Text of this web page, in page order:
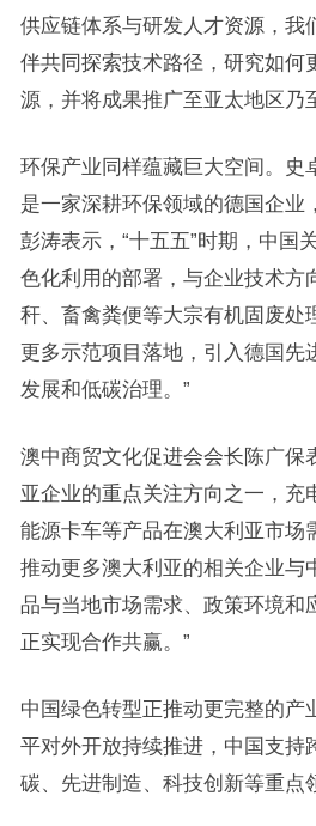
供应链体系与研发人才资源，我
伴共同探索技术路径，研究如何
源，并将成果推广至亚太地区乃
环保产业同样蕴藏巨大空间。史
是一家深耕环保领域的德国企业
彭涛表示，“十五五”时期，中国
色化利用的部署，与企业技术方
秆、畜禽粪便等大宗有机固废处
更多示范项目落地，引入德国先
发展和低碳治理。”
澳中商贸文化促进会会长陈广保
亚企业的重点关注方向之一，充
能源卡车等产品在澳大利亚市场
推动更多澳大利亚的相关企业与
品与当地市场需求、政策环境和
正实现合作共赢。”
中国绿色转型正推动更完整的产
平对外开放持续推进，中国支持
碳、先进制造、科技创新等重点